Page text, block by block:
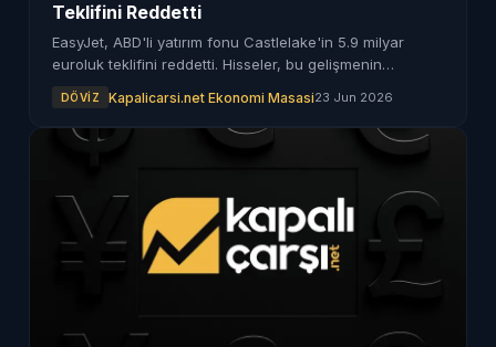
Teklifini Reddetti
EasyJet, ABD'li yatırım fonu Castlelake'in 5.9 milyar
euroluk teklifini reddetti. Hisseler, bu gelişmenin
DÖVIZ Kapalicarsi.net Ekonomi Masasi23 Jun 2026